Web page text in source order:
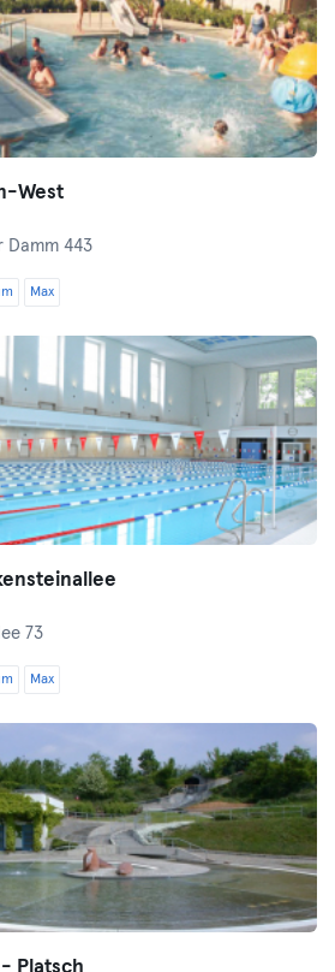
West
Damm 443
Max
73
Max
Platsch